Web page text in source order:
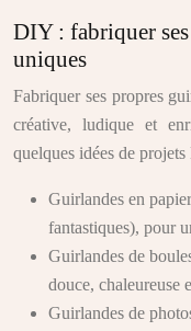
DIY : fabriquer
uniques
Fabriquer ses propres
créative, ludique et
quelques idées de
Guirlandes en
fantastiques), pour
Guirlandes de
douce, chaleureuse
Guirlandes de